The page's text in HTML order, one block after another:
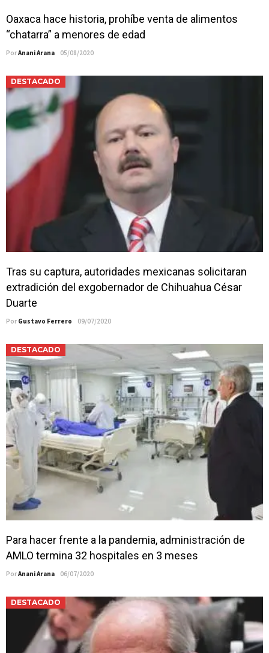
Oaxaca hace historia, prohíbe venta de alimentos
“chatarra” a menores de edad
PorAnani Arana 05/08/2020
DESTACADO
Tras su captura, autoridades mexicanas solicitaran
extradición del exgobernador de Chihuahua César
Duarte
Por Gustavo Ferrero 09/07/2020
DESTACADO
Para hacer frente a la pandemia, administración de
AMLO termina 32 hospitales en 3 meses
PorAnani Arana 06/07/2020
DESTACADO